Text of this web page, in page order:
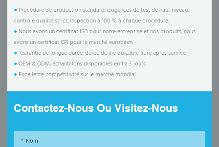
● Procédure de production standard, exigences de test de haut niveau,
contrôle qualité strict, inspection à 100 % à chaque procédure.
● Nous avons un certificat ISO pour notre entreprise et nos produits, nous
avons un certificat CPI pour le marché européen.
● Garantie de longue durée, durée de vie du câble fibre après service.
●OEM & ODM, échantillons disponibles en 1 à 3 jours.
● Excellente compétitivité sur le marché mondial.
Contactez-Nous Ou Visitez-Nous
Nom